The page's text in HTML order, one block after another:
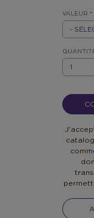
VALEUR *
10